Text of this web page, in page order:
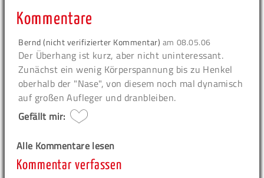
Kommentare
Bernd (nicht verifizierter Kommentar) am 08.05.06
Der Überhang ist kurz, aber nicht uninteressant.
Zunächst ein wenig Körperspannung bis zu Henkel
oberhalb der "Nase", von diesem noch mal dynamisch
auf großen Aufleger und dranbleiben.
Gefällt mir:
Alle Kommentare lesen
Kommentar verfassen